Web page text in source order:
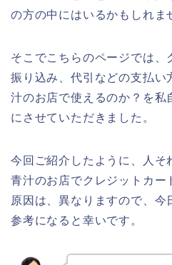
の方の中にはいるかもしれま
そこでこちらのページでは、
振り込み、代引などの支払い
汁のお店で使えるのか？を私
にさせていただきました。
今回ご紹介したように、人そ
青汁のお店でクレジットカー
原因は、異なりますので、今
参考になると幸いです。